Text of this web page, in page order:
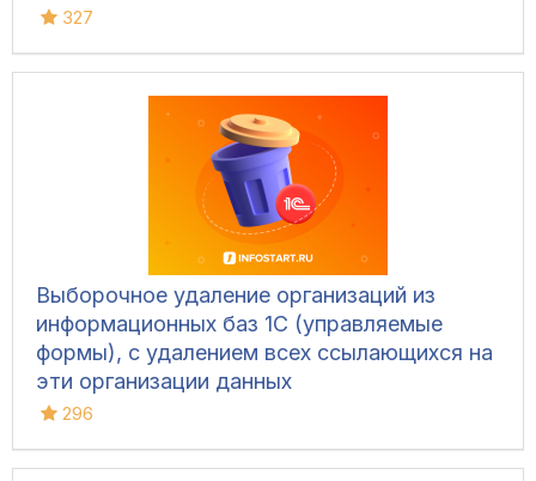
327
Выборочное удаление организаций из
информационных баз 1С (управляемые
формы), с удалением всех ссылающихся на
эти организации данных
296